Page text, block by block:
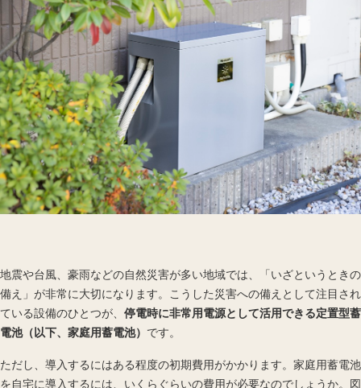
地震や台風、豪雨などの自然災害が多い地域では、「いざというときの
備え」が非常に大切になります。こうした災害への備えとして注目され
ている設備のひとつが、 停電時に非常用電源として活用できる定置型蓄
電池（以下、家庭用蓄電池） です。
ただし、導入するにはある程度の初期費用がかかります。家庭用蓄電池
を自宅に導入するには、いくらぐらいの費用が必要なのでしょうか。図